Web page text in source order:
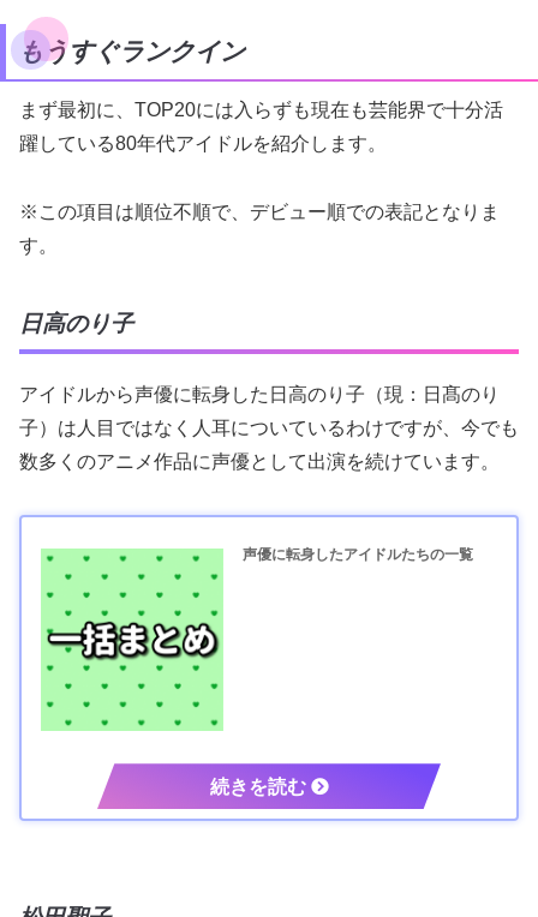
もうすぐランクイン
まず最初に、TOP20には入らずも現在も芸能界で十分活
躍している80年代アイドルを紹介します。
※この項目は順位不順で、デビュー順での表記となりま
す。
日高のり子
アイドルから声優に転身した日高のり子（現：日髙のり
子）は人目ではなく人耳についているわけですが、今でも
数多くのアニメ作品に声優として出演を続けています。
声優に転身したアイドルたちの一覧